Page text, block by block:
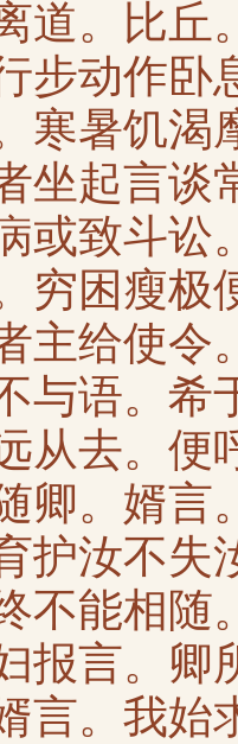
道。比丘
步动作卧
寒暑饥渴
坐起言谈
或致斗讼
穷困瘦极
主给使令
与语。希
从去。便
卿。婿言
护汝不失
不能相随
报言。卿
言。我始